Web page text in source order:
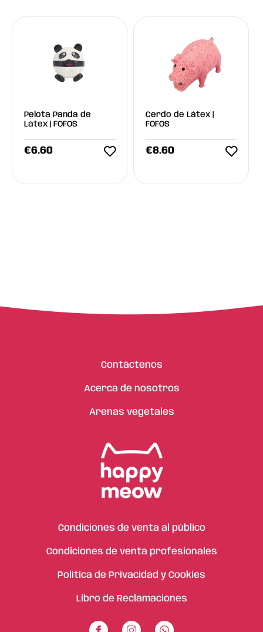
Pelota Panda de
Látex | FOFOS
€6.60
Cerdo de Látex |
FOFOS
€8.60
Contáctenos
Acerca de nosotros
Arenas vegetales
Condiciones de venta al público
Condiciones de venta profesionales
Política de Privacidad y Cookies
Libro de Reclamaciones